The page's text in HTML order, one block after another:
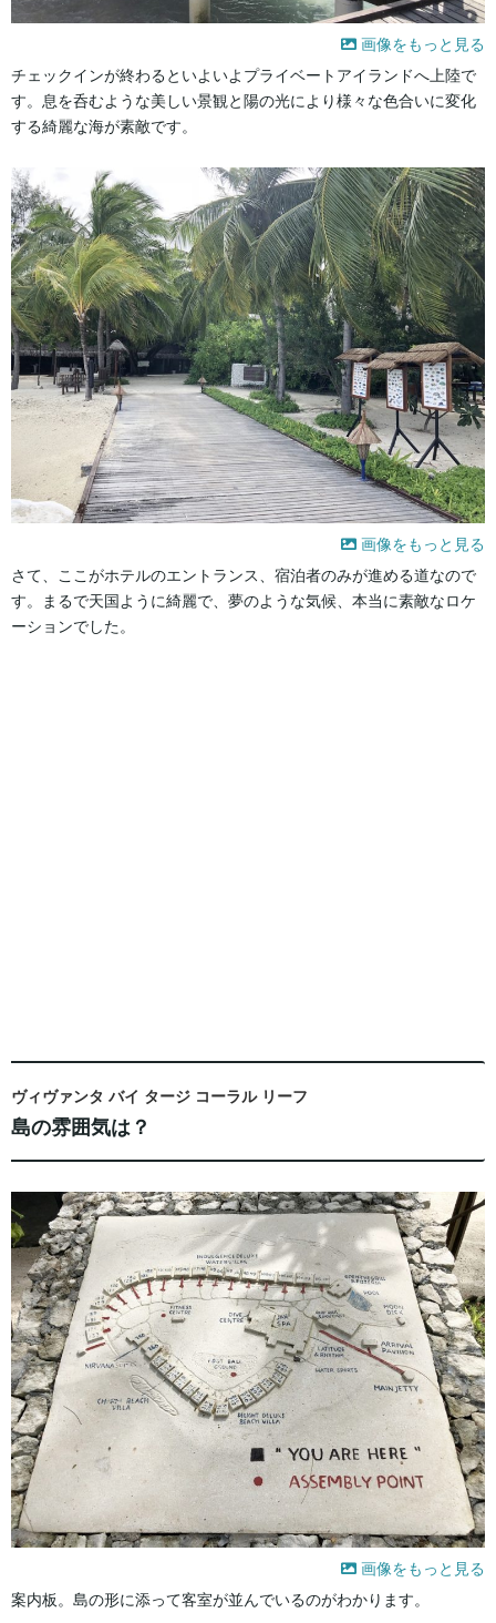
画像をもっと見る
チェックインが終わるといよいよプライベートアイランドへ上陸で
す。息を呑むような美しい景観と陽の光により様々な色合いに変化
する綺麗な海が素敵です。
画像をもっと見る
さて、ここがホテルのエントランス、宿泊者のみが進める道なので
す。まるで天国ように綺麗で、夢のような気候、本当に素敵なロケ
ーションでした。
ヴィヴァンタ バイ タージ コーラル リーフ
島の雰囲気は？
画像をもっと見る
案内板。島の形に添って客室が並んでいるのがわかります。